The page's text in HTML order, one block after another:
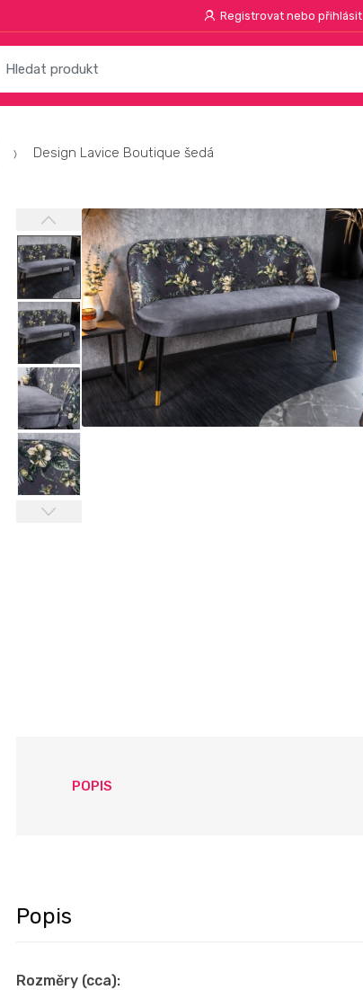
Registrovat nebo přihlásit
Design Lavice Boutique šedá
POPIS
Popis
Rozměry (cca):